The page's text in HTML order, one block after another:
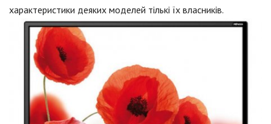
характеристики деяких моделей тількі їх власників.